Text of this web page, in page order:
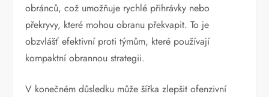
obránců, což umožňuje rychlé přihrávky nebo
překryvy, které mohou obranu překvapit. To je
obzvlášť efektivní proti týmům, které používají
kompaktní obrannou strategii.
V konečném důsledku může šířka zlepšit ofenzivní